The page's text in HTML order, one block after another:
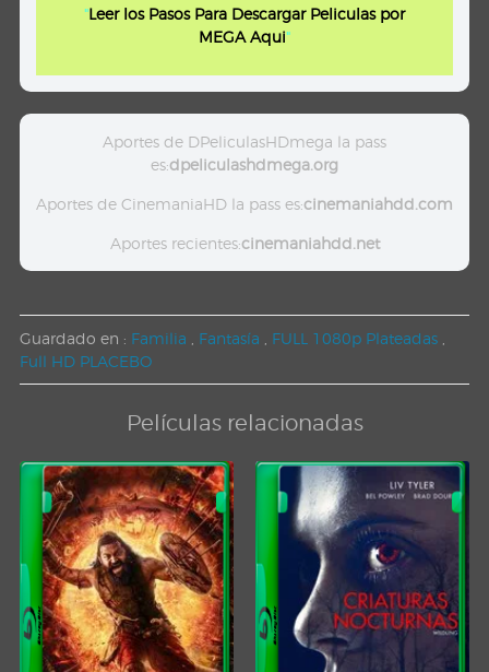
"Leer los Pasos Para Descargar Peliculas por
MEGA Aqui"
Aportes de DPeliculasHDmega la pass
es:dpeliculashdmega.org
Aportes de CinemaniaHD la pass es:cinemaniahdd.com
Aportes recientes:cinemaniahdd.net
Guardado en : Familia Fantasía FULL 1080p Plateadas
Full HD PLACEBO
Películas relacionadas